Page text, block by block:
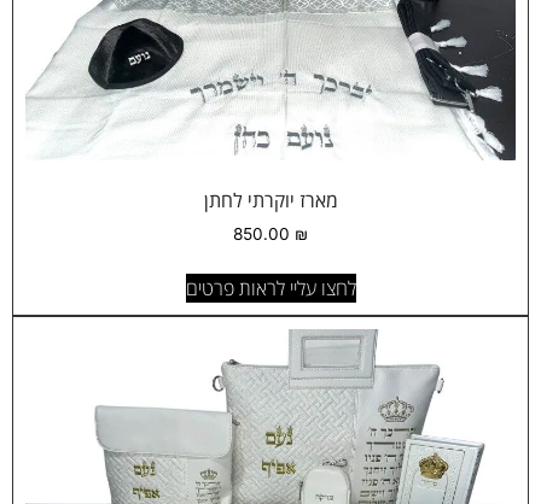
מארז יוקרתי לחתן
850.00 ₪
לחצו עליי לראות פרטים